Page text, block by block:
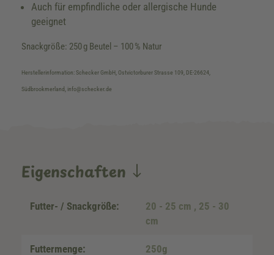
Auch für empfindliche oder allergische Hunde
geeignet
Snackgröße: 250 g Beutel – 100 % Natur
Herstellerinformation: Schecker GmbH, Ostvictorburer Strasse 109, DE-26624,
Südbrookmerland, info@schecker.de
Eigenschaften
Futter- / Snackgröße: 20 - 25 cm , 25 - 30
cm
Futtermenge: 250g